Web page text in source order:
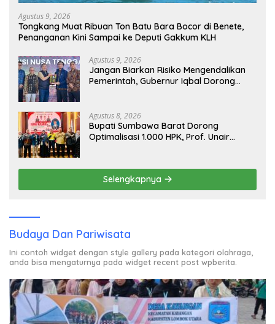
Agustus 9, 2026
Tongkang Muat Ribuan Ton Batu Bara Bocor di Benete,
Penanganan Kini Sampai ke Deputi Gakkum KLH
Agustus 9, 2026
Jangan Biarkan Risiko Mengendalikan
Pemerintah, Gubernur Iqbal Dorong
Agustus 8, 2026
Bupati Sumbawa Barat Dorong
Optimalisasi 1.000 HPK, Prof. Unair
Selengkapnya
Budaya Dan Pariwisata
Ini contoh widget dengan style gallery pada kategori olahraga,
anda bisa mengaturnya pada widget recent post wpberita.